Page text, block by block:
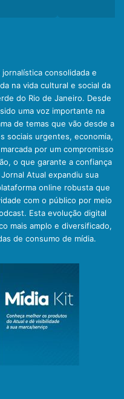
consolidada e
na vida cultural e social da
do Rio de Janeiro. Desde
uma voz importante na
de temas que vão desde a
sociais urgentes, economia,
por um compromisso
o que garante a confiança
Atual expandiu sua
online robusta que
com o público por meio
Esta evolução digital
mais amplo e diversificado,
de consumo de mídia.